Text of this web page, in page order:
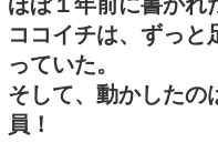
ココイチは、ずっと
っていた。
そして、動かしたの
員！